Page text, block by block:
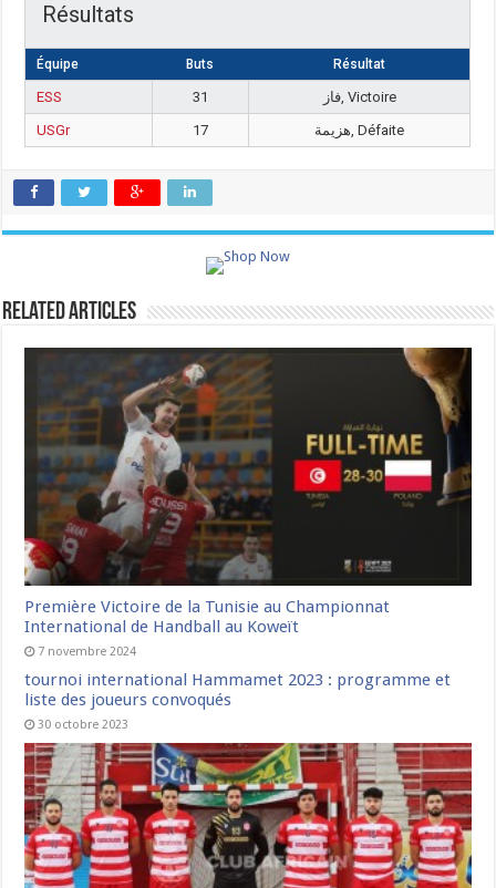
Résultats
Équipe Buts Résultat
ESS 31
فاز, Victoire
USGr
17 هزيمة, Défaite
Related Articles
Première Victoire de la Tunisie au Championnat
International de Handball au Koweït
7 novembre 2024
tournoi international Hammamet 2023 : programme et
liste des joueurs convoqués
30 octobre 2023